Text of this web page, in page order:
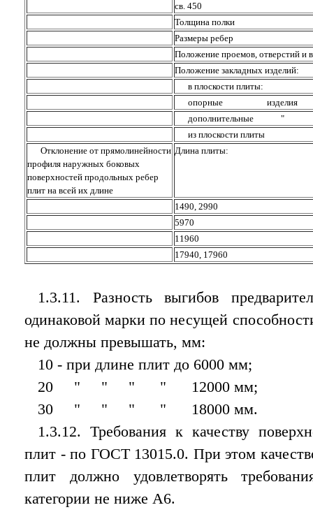
св. 450
Толщина полки
Размеры ребер
Положение проемов, отверстий и
Положение закладных изделий:
в плоскости плиты:
опорные изделия
дополнительные "
из плоскости плиты
Отклонение от прямолинейности
профиля наружных боковых
поверхностей продольных ребер
плит на всей их длине
Длина плиты:
1490, 2990
5970
11960
17940, 17960
1.3.11. Разность выгибов
одинаковой марки по несущей
не должны превышать, мм:
10 - при длине плит до 6000 мм;
20 " " " " 12000 мм;
30 " " " " 18000 мм.
1.3.12. Требования к качеству
плит - по ГОСТ 13015.0. При этом
плит должно удовлетворять
категории не ниже А6.